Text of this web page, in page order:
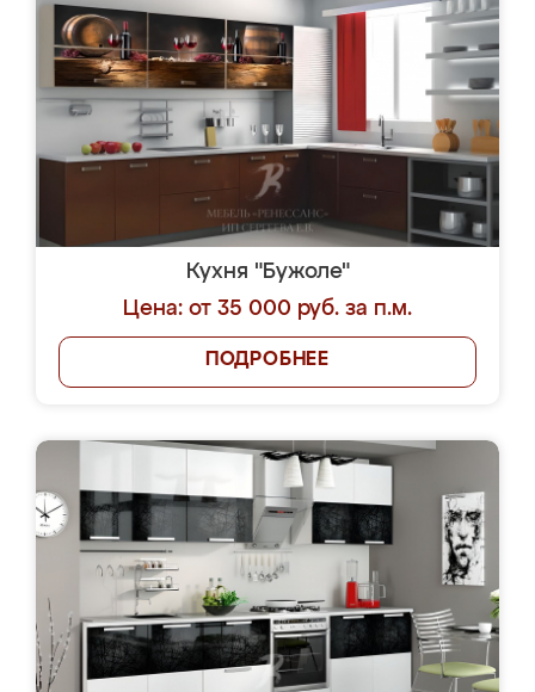
Кухня "Бужоле"
Цена: от 35 000 руб. за п.м.
ПОДРОБНЕЕ